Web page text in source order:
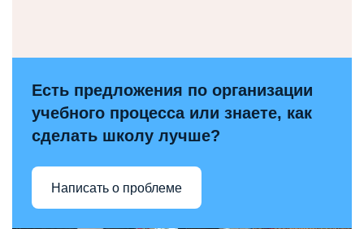
Есть предложения по организации
учебного процесса или знаете, как
сделать школу лучше?
Написать о проблеме